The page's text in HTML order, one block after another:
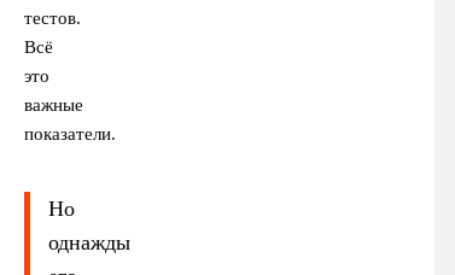
тестов.
Всё
это
важные
показатели.
Но
однажды